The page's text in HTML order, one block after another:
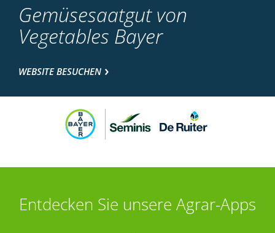
Gemüsesaatgut von
Vegetables Bayer
WEBSITE BESUCHEN
Entdecken Sie unsere Agrar-Apps